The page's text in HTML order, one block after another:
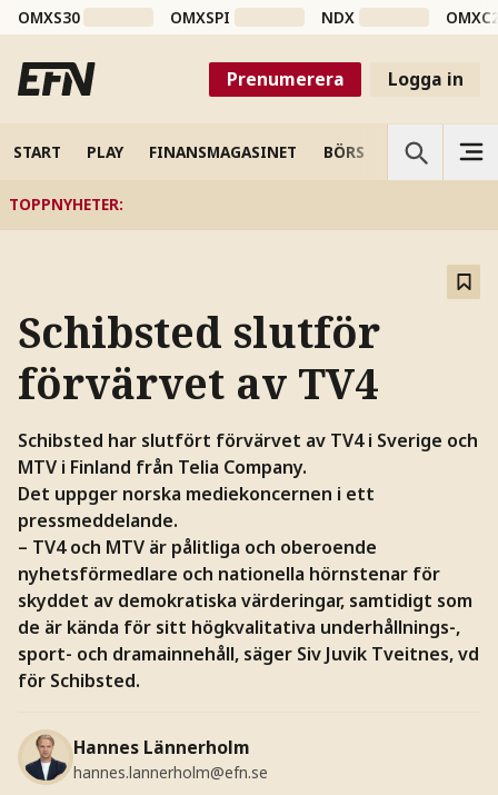
OMXS30 OMXSPI NDX
Prenumerera Logga in
START PLAY FINANSMAGASINET BÖRS VETENSKAP
TOPPNYHETER:
Schibsted slutför
förvärvet av TV4
Schibsted har slutfört förvärvet av TV4 i Sverige och
MTV i Finland från Telia Company.
Det uppger norska mediekoncernen i ett
pressmeddelande.
– TV4 och MTV är pålitliga och oberoende
nyhetsförmedlare och nationella hörnstenar för
skyddet av demokratiska värderingar, samtidigt som
de är kända för sitt högkvalitativa underhållnings-,
sport- och dramainnehåll, säger Siv Juvik Tveitnes, vd
för Schibsted.
Hannes Lännerholm
hannes.lannerholm@efn.se